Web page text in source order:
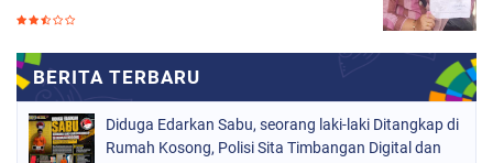
Diduga Edarkan Sabu, seorang laki-laki Ditangkap di
Rumah Kosong, Polisi Sita Timbangan Digital dan